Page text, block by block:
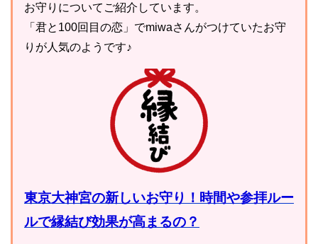
お守りについてご紹介しています。
「君と100回目の恋」でmiwaさんがつけていたお守
りが人気のようです♪
東京大神宮の新しいお守り！時間や参拝ルー
ルで縁結び効果が高まるの？